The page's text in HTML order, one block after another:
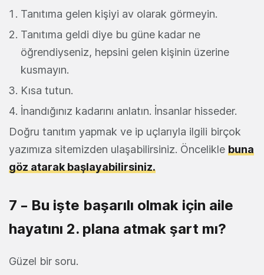
Tanıtıma gelen kişiyi av olarak görmeyin.
Tanıtıma geldi diye bu güne kadar ne
öğrendiyseniz, hepsini gelen kişinin üzerine
kusmayın.
Kısa tutun.
İnandığınız kadarını anlatın. İnsanlar hisseder.
Doğru tanıtım yapmak ve ip uçlarıyla ilgili birçok
yazımıza sitemizden ulaşabilirsiniz. Öncelikle buna
göz atarak başlayabilirsiniz.
7 – Bu işte başarılı olmak için aile
hayatını 2. plana atmak şart mı?
Güzel bir soru.